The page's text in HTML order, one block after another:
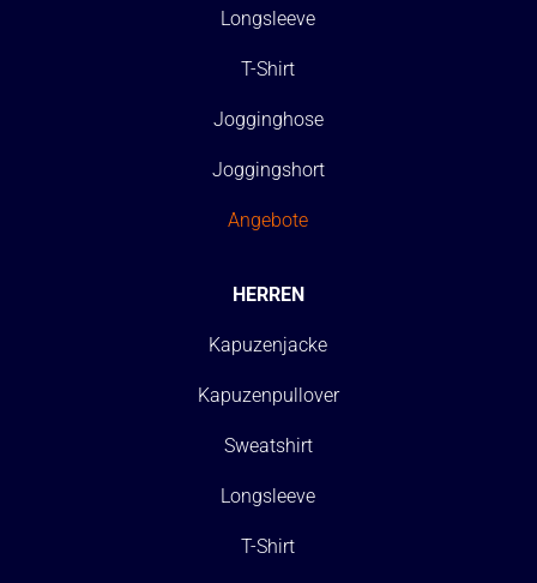
Longsleeve
T-Shirt
Jogginghose
Joggingshort
Angebote
HERREN
Kapuzenjacke
Kapuzenpullover
Sweatshirt
Longsleeve
T-Shirt